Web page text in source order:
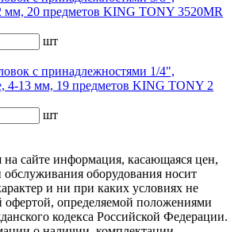
мм, 20 предметов KING TONY 3520MR
шт
с принадлежностями 1/4",
4-13 мм, 19 предметов KING TONY 2
шт
на сайте информация, касающаяся цен,
обслуживания оборудования носит
и ни при каких условиях не
офертой, определяемой положениями
кодекса Российской Федерации.